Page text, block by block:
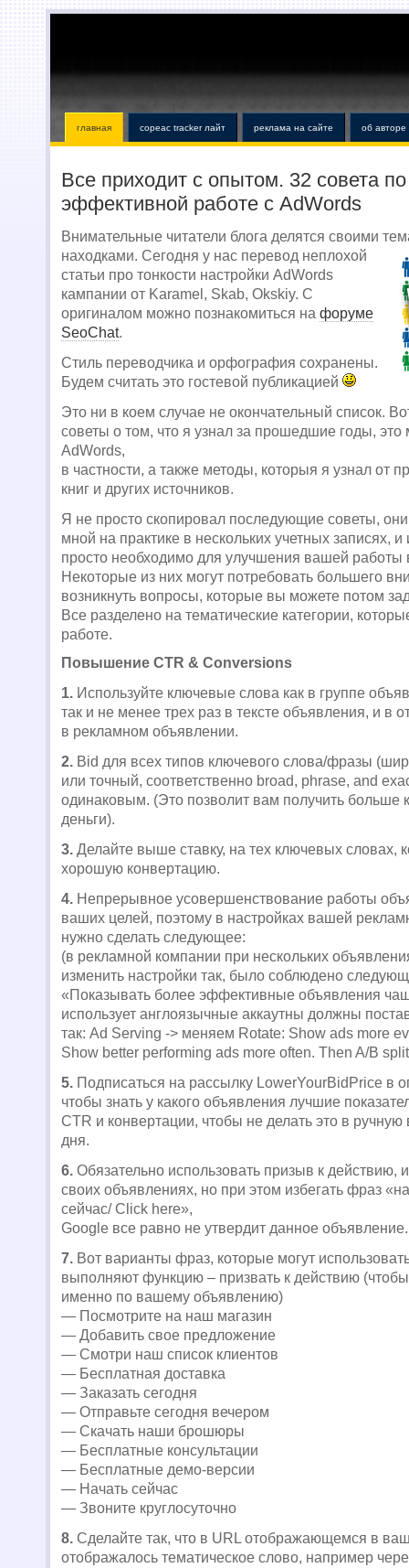
главная copeac tracker лайт реклама на сайте об авторе
Все приходит с опытом. 32 совета по
эффективной работе с AdWords
Внимательные читатели блога делятся своими
находками. Сегодня у нас перевод неплохой
статьи про тонкости настройки AdWords
кампании от Karamel, Skab, Okskiy. С
оригиналом можно познакомиться на форуме
SeoChat.
Стиль переводчика и орфография сохранены.
Будем считать это гостевой публикацией
Это ни в коем случае не окончательный список.
советы о том, что я узнал за прошедшие годы,
AdWords,
в частности, а также методы, которыя я узнал от
книг и других источников.
Я не просто скопировал последующие советы,
мной на практике в нескольких учетных записях,
просто необходимо для улучшения вашей работы
Некоторые из них могут потребовать большего
возникнуть вопросы, которые вы можете потом
Все разделено на тематические категории,
работе.
Повышение CTR & Conversions
1. Используйте ключевые слова как в группе
так и не менее трех раз в тексте объявления, и в
в рекламном объявлении.
2. Bid для всех типов ключевого слова/фразы
или точный, соответственно broad, phrase, and
одинаковым. (Это позволит вам получить больше
деньги).
3. Делайте выше ставку, на тех ключевых словах,
хорошую конвертацию.
4. Непрерывное усовершенствование работы
ваших целей, поэтому в настройках вашей
нужно сделать следующее:
(в рекламной компании при нескольких
изменить настройки так, было соблюдено
«Показывать более эффективные объявления
использует англоязычные аккаутны должны
так: Ad Serving -> меняем Rotate: Show ads more
Show better performing ads more often. Then A/B
5. Подписаться на рассылку LowerYourBidPrice в
чтобы знать у какого объявления лучшие
CTR и конвертации, чтобы не делать это в ручную
дня.
6. Обязательно использовать призыв к действию,
своих объявлениях, но при этом избегать фраз
сейчас/ Click here»,
Google все равно не утвердит данное объявление.
7. Вот варианты фраз, которые могут
выполняют функцию – призвать к действию (чтобы
именно по вашему объявлению)
— Посмотрите на наш магазин
— Добавить свое предложение
— Смотри наш список клиентов
— Бесплатная доставка
— Заказать сегодня
— Отправьте сегодня вечером
— Скачать наши брошюры
— Бесплатные консультации
— Бесплатные демо-версии
— Начать сейчас
— Звоните круглосуточно
8. Сделайте так, что в URL отображающемся в
отображалось тематическое слово, например